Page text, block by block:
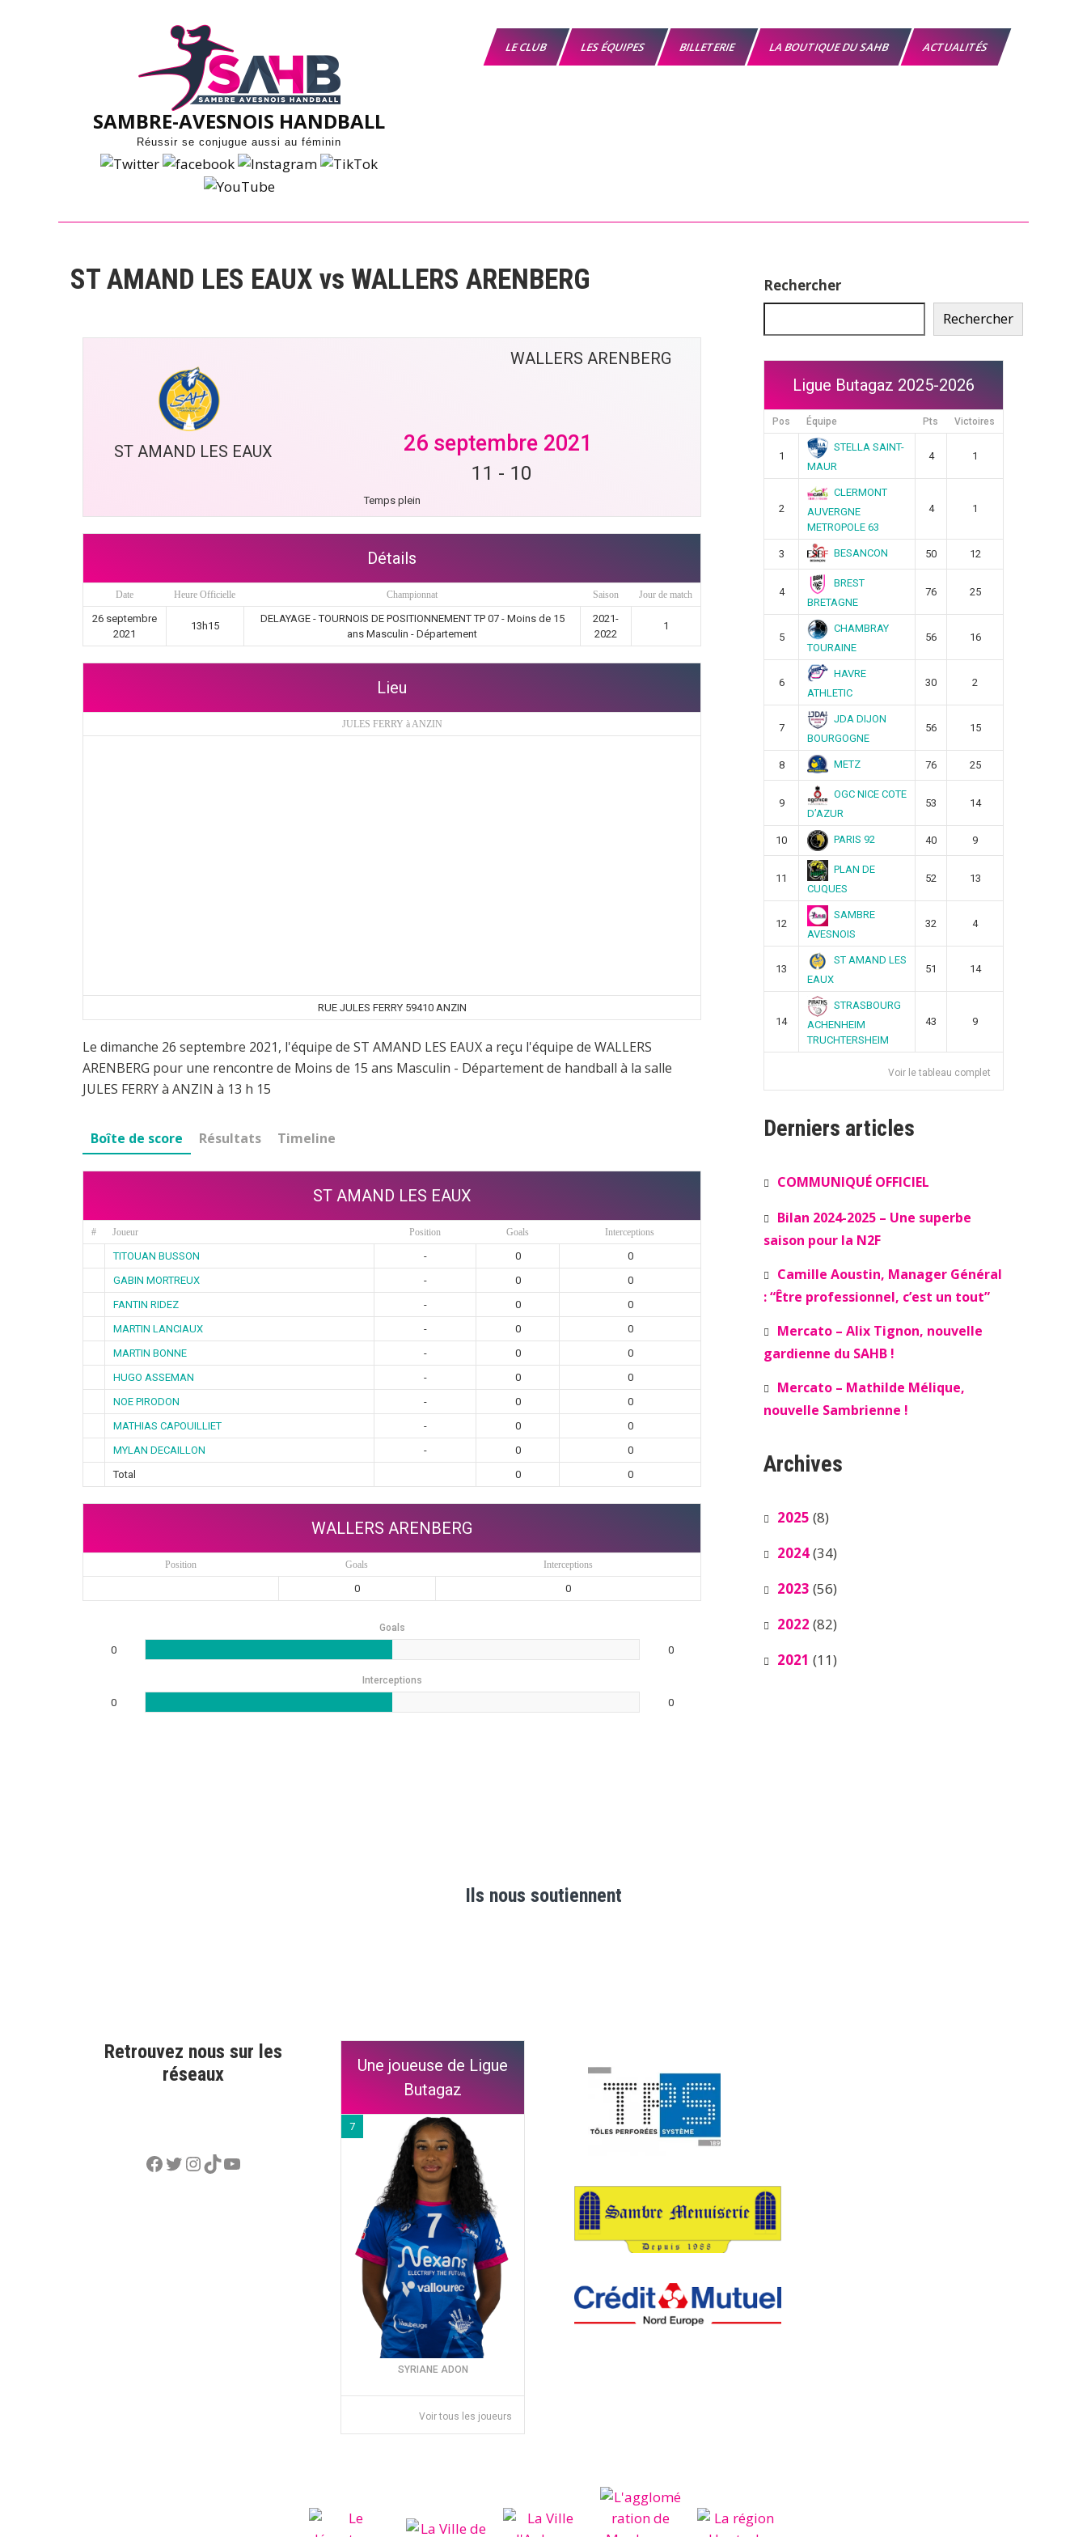
SAMBRE-AVESNOIS HANDBALL
Réussir se conjugue aussi au féminin
LE CLUB LES ÉQUIPES BILLETERIE LA BOUTIQUE DU SAHB ACTUALITÉS
ST AMAND LES EAUX vs WALLERS ARENBERG
ST AMAND LES EAUX
WALLERS ARENBERG
26 septembre 2021
11 - 10
Temps plein
Détails
Date Heure Officielle Championnat Saison Jour de match
26 septembre
2021
13h15
DELAYAGE - TOURNOIS DE POSITIONNEMENT TP 07 - Moins de 15
ans Masculin - Département
2021-
2022
1
Lieu
JULES FERRY à ANZIN
RUE JULES FERRY 59410 ANZIN
Le dimanche 26 septembre 2021, l'équipe de ST AMAND LES EAUX a reçu l'équipe de WALLERS
ARENBERG pour une rencontre de Moins de 15 ans Masculin - Département de handball à la salle
JULES FERRY à ANZIN à 13 h 15
Boîte de score Résultats Timeline
ST AMAND LES EAUX
# Joueur Position Goals Interceptions
TITOUAN BUSSON - 0
0
GABIN MORTREUX
- 0
0
FANTIN RIDEZ
- 0
0
MARTIN LANCIAUX
- 0
0
MARTIN BONNE
- 0
0
HUGO ASSEMAN
- 0
0
NOE PIRODON
- 0
0
MATHIAS CAPOUILLIET
- 0
0
MYLAN DECAILLON
- 0
0
Total
0 0
WALLERS ARENBERG
Position Goals Interceptions
0 0
Goals
0 0
Interceptions
0 0
Rechercher
Rechercher
Ligue Butagaz 2025-2026
Pos Équipe Pts Victoires
1
STELLA SAINT-
MAUR
4 1
2
CLERMONT
AUVERGNE
METROPOLE 63
4 1
3 BESANCON 50 12
4
BREST
BRETAGNE
76 25
5
CHAMBRAY
TOURAINE
56 16
6
HAVRE
ATHLETIC
30 2
7
JDA DIJON
BOURGOGNE
56 15
8 METZ 76 25
9
OGC NICE COTE
D’AZUR
53 14
10 PARIS 92 40 9
11
PLAN DE
CUQUES
52 13
12
SAMBRE
AVESNOIS
32 4
13
ST AMAND LES
EAUX
51 14
14
STRASBOURG
ACHENHEIM
TRUCHTERSHEIM
43 9
Voir le tableau complet
Derniers articles
COMMUNIQUÉ OFFICIEL
Bilan 2024-2025 – Une superbe
saison pour la N2F
Camille Aoustin, Manager Général
: “Être professionnel, c’est un tout”
Mercato – Alix Tignon, nouvelle
gardienne du SAHB !
Mercato – Mathilde Mélique,
nouvelle Sambrienne !
Archives
2025 (8)
2024(34)
2023 (56)
2022 (82)
2021 (11)
Ils nous soutiennent
Retrouvez nous sur les
réseaux
Facebook
Twitter
Instagram
TikTok
YouTube
Une joueuse de Ligue
Butagaz
7
SYRIANE ADON
Voir tous les joueurs